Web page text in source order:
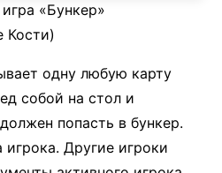
«Бункер»
Кости)
одну любую карту
собой на стол и
попасть в бункер.
Другие игроки